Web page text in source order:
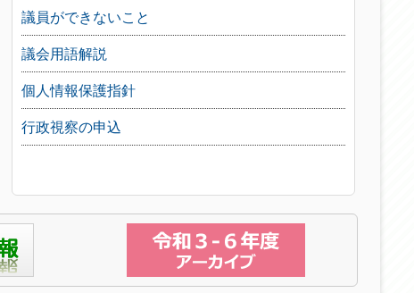
議員ができないこと
議会用語解説
個人情報保護指針
行政視察の申込